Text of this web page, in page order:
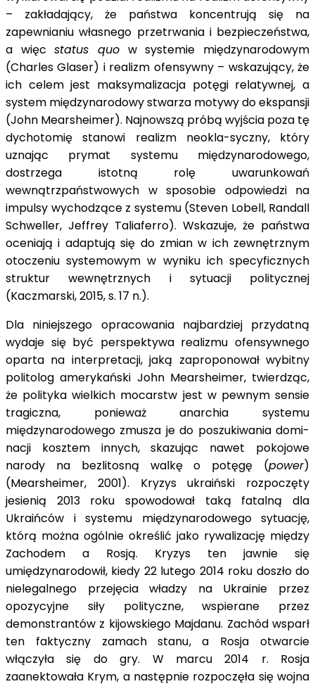
– zakładający, że państwa koncentrują się na
zapewnianiu własnego przetrwania i bezpieczeństwa,
a więcstatus quo w systemie międzynarodowym
(Charles Glaser) i realizm ofensywny – wskazujący, że
ich celem jest maksymalizacja potęgi relatywnej, a
system międzynarodowy stwarza motywy do ekspansji
(John Mearsheimer). Najnowszą próbą wyjścia poza tę
dychotomię stanowi realizm neokla-syczny, który
uznając prymat systemu międzynarodowego,
dostrzega istotną rolę uwarunkowań
wewnątrzpaństwowych w sposobie odpowiedzi na
impulsy wychodzące z systemu (Steven Lobell, Randall
Schweller, Jeffrey Taliaferro). Wskazuje, że państwa
oceniają i adaptują się do zmian w ich zewnętrznym
otoczeniu systemowym w wyniku ich specyficznych
struktur wewnętrznych i sytuacji politycznej
(Kaczmarski, 2015, s. 17 n.).
Dla niniejszego opracowania najbardziej przydatną
wydaje się być perspektywa realizmu ofensywnego
oparta na interpretacji, jaką zaproponował wybitny
politolog amerykański John Mearsheimer, twierdząc,
że polityka wielkich mocarstw jest w pewnym sensie
tragiczna, ponieważ anarchia systemu
międzynarodowego zmusza je do poszukiwania domi-
nacji kosztem innych, skazując nawet pokojowe
narody na bezlitosną walkę o potęgę (power)
(Mearsheimer, 2001). Kryzys ukraiński rozpoczęty
jesienią 2013 roku spowodował taką fatalną dla
Ukraińców i systemu międzynarodowego sytuację,
którą można ogólnie określić jako rywalizację między
Zachodem a Rosją. Kryzys ten jawnie się
umiędzynarodowił, kiedy 22 lutego 2014 roku doszło do
nielegalnego przejęcia władzy na Ukrainie przez
opozycyjne siły polityczne, wspierane przez
demonstrantów z kijowskiego Majdanu. Zachód wsparł
ten faktyczny zamach stanu, a Rosja otwarcie
włączyła się do gry. W marcu 2014 r. Rosja
zaanektowała Krym, a następnie rozpoczęła się wojna